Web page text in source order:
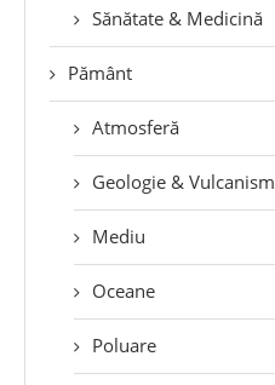
Sănătate & Medicină
Pământ
Atmosferă
Geologie & Vulcanism
Mediu
Oceane
Poluare